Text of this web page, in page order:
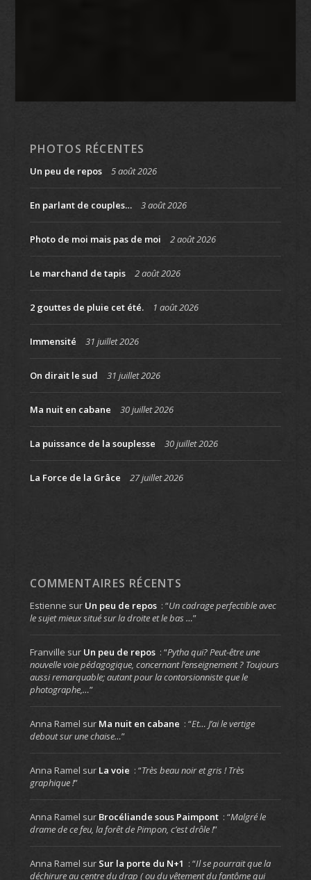
PHOTOS RÉCENTES
Un peu de repos 5 août 2026
En parlant de couples… 3 août 2026
Photo de moi mais pas de moi 2 août 2026
Le marchand de tapis 2 août 2026
2 gouttes de pluie cet été. 1 août 2026
Immensité 31 juillet 2026
On dirait le sud 31 juillet 2026
Ma nuit en cabane 30 juillet 2026
La puissance de la souplesse 30 juillet 2026
La Force de la Grâce 27 juillet 2026
COMMENTAIRES RÉCENTS
Estienne sur Un peu de repos : “Un cadrage perfectible avec
le sujet mieux situé sur la droite et le bas …”
Franville sur Un peu de repos : “Pytha qui? Peut-être une
nouvelle voie pédagogique, concernant l’enseignement ? Toujours
aussi remarquable; autant pour la contorsionniste que le
photographe,…”
Anna Ramel sur Ma nuit en cabane : “Et… J’ai le vertige
debout sur une chaise…”
Anna Ramel sur La voie : “Très beau noir et gris ! Très
graphique !”
Anna Ramel sur Brocéliande sous Paimpont : “Malgré le
drame de ce feu, la forêt de Pimpon, c’est drôle !”
Anna Ramel sur Sur la porte du N+1 : “Il se pourrait que la
déchirure au centre du drap ( ou du vêtement du fantôme qui